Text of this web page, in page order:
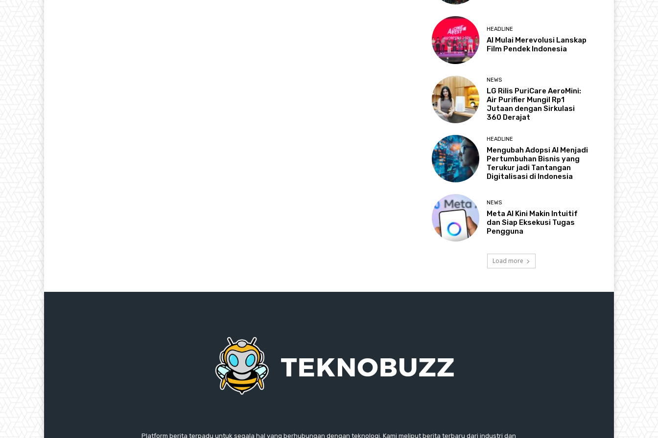
HEADLINE
AI Mulai Merevolusi Lanskap
Film Pendek Indonesia
NEWS
LG Rilis PuriCare AeroMini:
Air Purifier Mungil Rp1
Jutaan dengan Sirkulasi
360 Derajat
HEADLINE
Mengubah Adopsi AI Menjadi
Pertumbuhan Bisnis yang
Terukur jadi Tantangan
Digitalisasi di Indonesia
NEWS
Meta AI Kini Makin Intuitif
dan Siap Eksekusi Tugas
Pengguna
Load more
Platform berita terpadu untuk segala hal yang berhubungan dengan teknologi. Kami meliput berita terbaru dari industri dan